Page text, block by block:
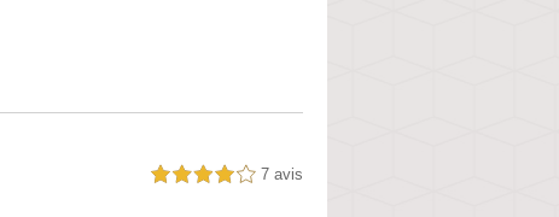
4,0 étoiles sur 5 7 avis